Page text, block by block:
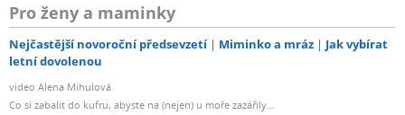
Pro ženy a maminky
Nejčastější novoroční předsevzetí Miminko a mráz
Jak vybírat
letní dovolenou
video Alena Mihulová
Co si zabalit do kufru, abyste na (nejen) u moře zazářily...